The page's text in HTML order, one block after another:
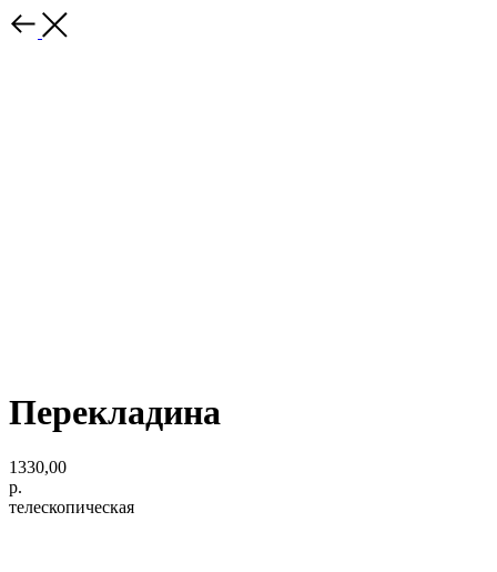
Перекладина
1330,00
р.
телескопическая